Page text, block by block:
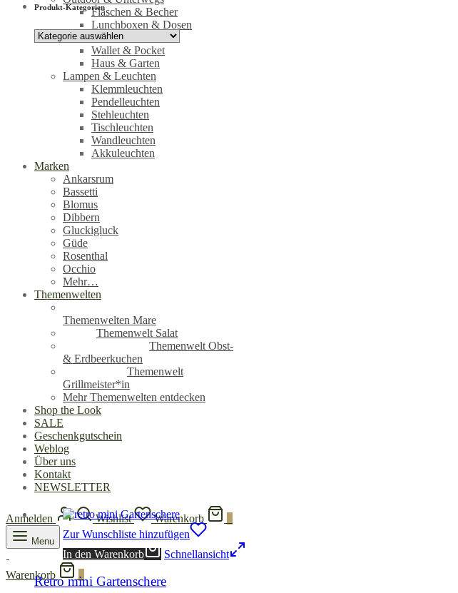
Flaschen & Becher
Lunchboxen & Dosen
Sound & Licht
Wallet & Pocket
Haus & Garten
Lampen & Leuchten
Klemmleuchten
Pendelleuchten
Stehleuchten
Tischleuchten
Wandleuchten
Akkuleuchten
Marken
Ankarsrum
Bassetti
Blomus
Dibbern
Gluckigluck
Güde
Rosenthal
Occhio
Mehr…
Themenwelten
Themenwelten Mare
Themenwelt Salat
Themenwelt Obst-
& Erdbeerkuchen
Themenwelt
Grillmeister*in
Mehr Themenwelten entdecken
Shop the Look
SALE
Geschenkgutschein
Weblog
Über uns
Kontakt
NEWSLETTER
Anmelden Wishlist Warenkorb
Menu
Warenkorb 0
Produkt-Kategorien
Zur Wunschliste hinzufügen
In den Warenkorb
Schnellansicht
Retro mini Gartenschere